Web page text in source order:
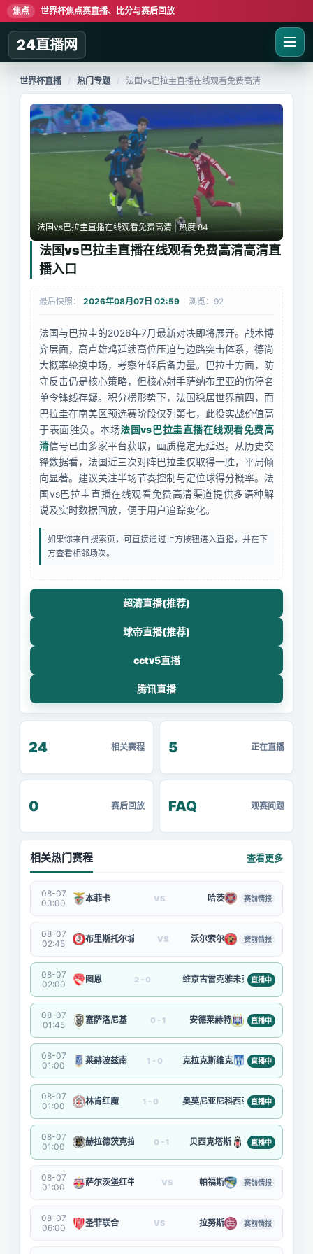
焦点 世界杯焦点赛直播、比分与赛后回放
24直播网
世界杯直播 / 热门专题 / 法国vs巴拉圭直播在线观看免费高清
法国vs巴拉圭直播在线观看免费高清 | 热度 84
法国vs巴拉圭直播在线观看免费高清高清直
播入口
最后快照： 2026年08月07日 02:59 浏览：92
法国与巴拉圭的2026年7月最新对决即将展开。战术博
弈层面，高卢雄鸡延续高位压迫与边路突击体系，德尚
大概率轮换中场，考察年轻后备力量。巴拉圭方面，防
守反击仍是核心策略，但核心射手萨纳布里亚的伤停名
单令锋线存疑。积分榜形势下，法国稳居世界前四，而
巴拉圭在南美区预选赛阶段仅列第七，此役实战价值高
于表面胜负。本场法国vs巴拉圭直播在线观看免费高
清信号已由多家平台获取，画质稳定无延迟。从历史交
锋数据看，法国近三次对阵巴拉圭仅取得一胜，平局倾
向显著。建议关注半场节奏控制与定位球得分概率。法
国vs巴拉圭直播在线观看免费高清渠道提供多语种解
说及实时数据回放，便于用户追踪变化。
如果你来自搜索页，可直接通过上方按钮进入直播，并在下
方查看相邻场次。
超清直播(推荐)
球帝直播(推荐)
cctv5直播
腾讯直播
24 相关赛程 5 正在直播
0 赛后回放 FAQ 观赛问题
相关热门赛程 查看更多
08-07
03:00
本菲卡 VS 哈茨 赛前情报
08-07
02:45
布里斯托尔城 VS 沃尔索尔 赛前情报
08-07
02:00
图恩 2 - 0 维京古雷克雅未克直播中
08-07
01:45
塞萨洛尼基 0 - 1 安德莱赫特 直播中
08-07
01:00
莱赫波兹南 1 - 0 克拉克斯维克 直播中
08-07
01:00
林肯红魔 1 - 0 奥莫尼亚尼科西亚直播中
08-07
01:00
赫拉德茨克拉洛韦 0 - 1 贝西克塔斯 直播中
08-07
01:00
萨尔茨堡红牛 VS 帕福斯 赛前情报
08-07
06:00
圣菲联合 VS 拉努斯 赛前情报